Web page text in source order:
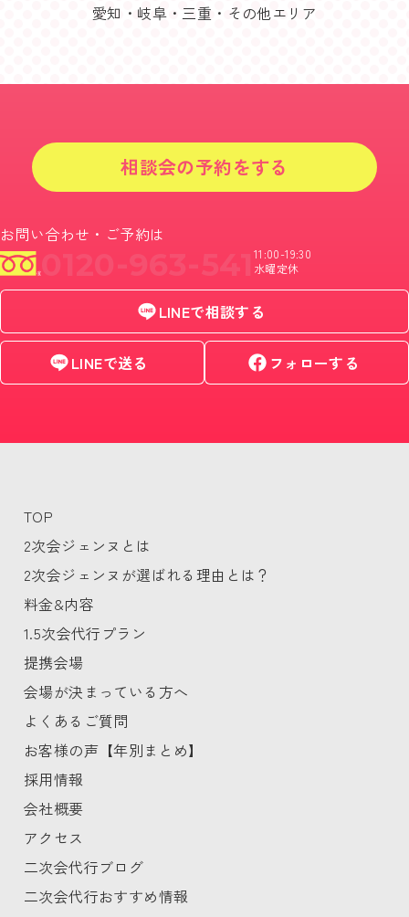
愛知・岐阜・三重・その他エリア
相談会の予約をする
お問い合わせ・ご予約は
11:00-19:30
水曜定休
LINEで相談する
LINEで送る フォローする
TOP
2次会ジェンヌとは
2次会ジェンヌが選ばれる理由とは？
料金&内容
1.5次会代行プラン
提携会場
会場が決まっている方へ
よくあるご質問
お客様の声【年別まとめ】
採用情報
会社概要
アクセス
二次会代行ブログ
二次会代行おすすめ情報